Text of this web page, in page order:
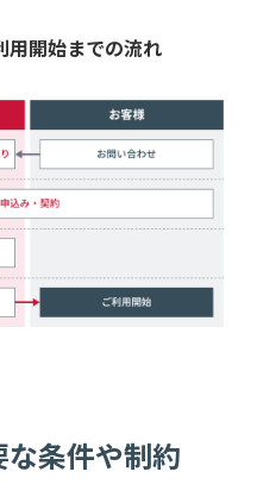
用開始までの流れ
条件や制約